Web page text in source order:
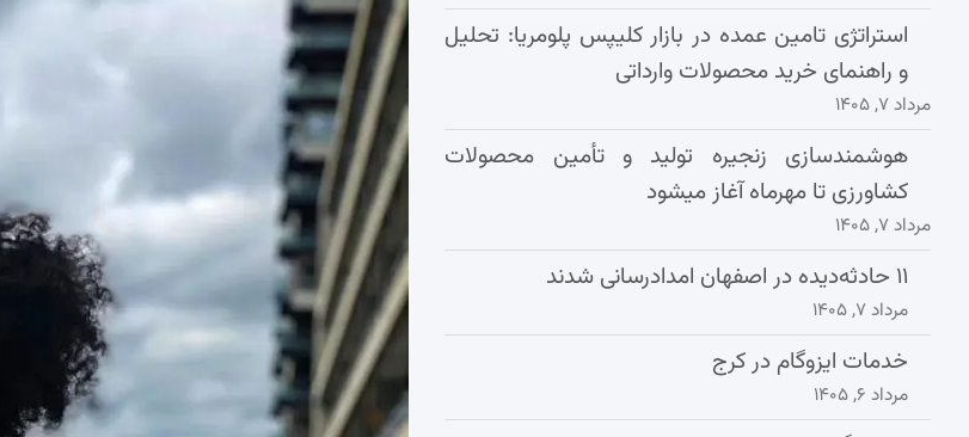
استراتژی تامین عمده در بازار کلیپس پلومریا: تحلیل
و راهنمای خرید محصولات وارداتی
مرداد ۷, ۱۴۰۵
هوشمندسازی زنجیره تولید و تأمین محصولات
کشاورزی تا مهرماه آغاز میشود
مرداد ۷, ۱۴۰۵
۱۱ حادثه‌دیده در اصفهان امدادرسانی شدند
مرداد ۷, ۱۴۰۵
خدمات ایزوگام در کرج
مرداد ۶, ۱۴۰۵